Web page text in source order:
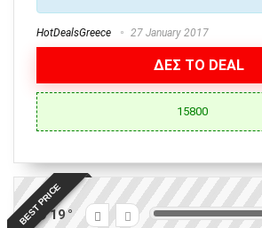
HotDealsGreece 27 January 2017
ΔΕΣ ΤΟ DEAL
15800
BEST PRICE
19